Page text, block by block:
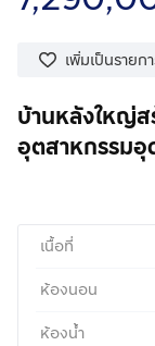
เพิ่มเป็นรายก
บ้านหลังใหญ่ส
อุตสาหกรรมอุ
เนื้อที่
ห้องนอน
ห้องน้ำ